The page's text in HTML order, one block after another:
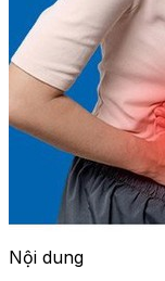
Nội dung